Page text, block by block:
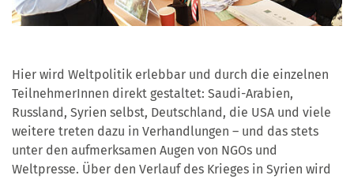
Hier wird Weltpolitik erlebbar und durch die einzelnen
TeilnehmerInnen direkt gestaltet: Saudi-Arabien,
Russland, Syrien selbst, Deutschland, die USA und viele
weitere treten dazu in Verhandlungen – und das stets
unter den aufmerksamen Augen von NGOs und
Weltpresse. Über den Verlauf des Krieges in Syrien wird